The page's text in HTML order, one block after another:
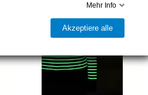
Mehr Info
Akzeptiere alle